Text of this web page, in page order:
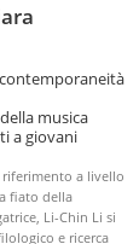
musica
a giovani
riferimento a livello
fiato della
Li-Chin Li si
e ricerca